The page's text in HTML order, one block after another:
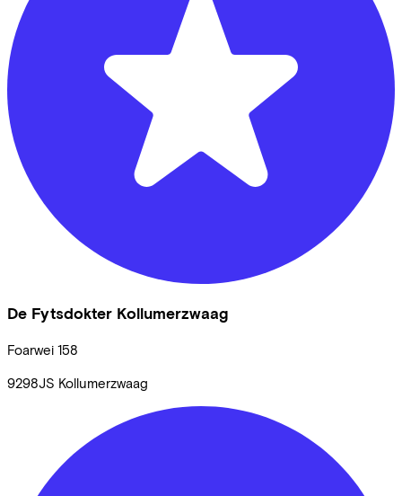
De Fytsdokter Kollumerzwaag
Foarwei 158
9298JS Kollumerzwaag